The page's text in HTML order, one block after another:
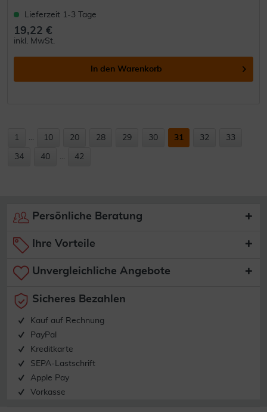
Lieferzeit 1-3 Tage
19,22 €
inkl. MwSt.
In den Warenkorb
1 ... 10 20 28 29 30 31 32 33
34 40 ... 42
Persönliche Beratung
Ihre Vorteile
Unvergleichliche Angebote
Sicheres Bezahlen
Kauf auf Rechnung
PayPal
Kreditkarte
SEPA-Lastschrift
Apple Pay
Vorkasse